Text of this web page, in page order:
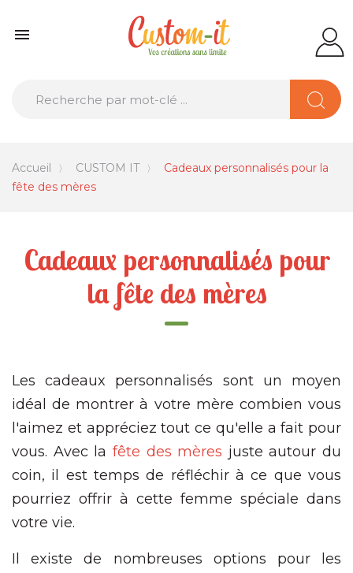

Accueil CUSTOM IT
Cadeaux personnalisés pour la
fête des mères
Cadeaux personnalisés pour
la fête des mères
Les cadeaux personnalisés sont un moyen
idéal de montrer à votre mère combien vous
l'aimez et appréciez tout ce qu'elle a fait pour
vous. Avec la fête des mères juste autour du
coin, il est temps de réfléchir à ce que vous
pourriez offrir à cette femme spéciale dans
votre vie.
Il existe de nombreuses options pour les